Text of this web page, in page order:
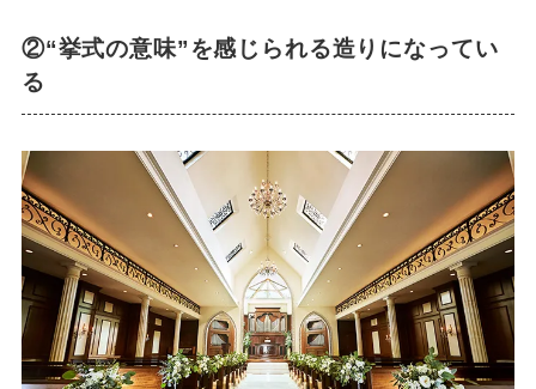
②“挙式の意味”を感じられる造りになってい
る